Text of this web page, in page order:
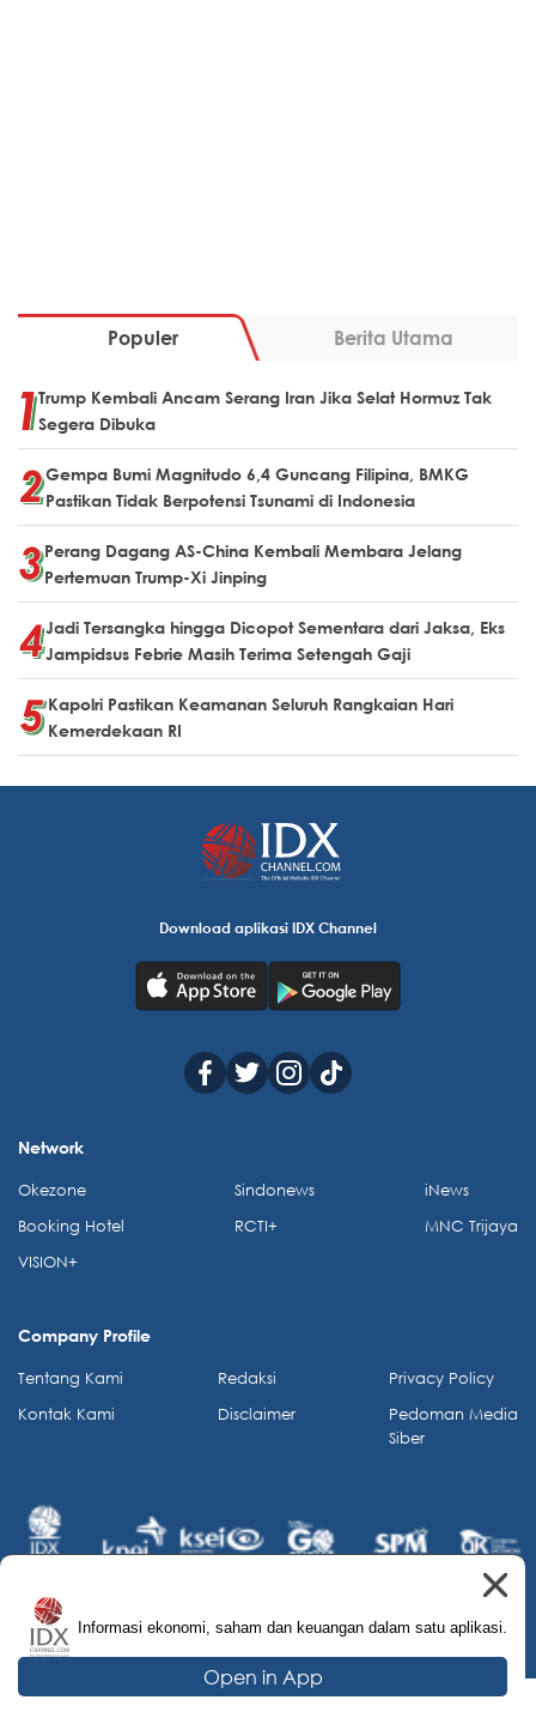
Populer Berita Utama
Trump Kembali Ancam Serang Iran Jika Selat Hormuz Tak
Segera Dibuka
Gempa Bumi Magnitudo 6,4 Guncang Filipina, BMKG
Pastikan Tidak Berpotensi Tsunami di Indonesia
Perang Dagang AS-China Kembali Membara Jelang
Pertemuan Trump-Xi Jinping
Jadi Tersangka hingga Dicopot Sementara dari Jaksa, Eks
Jampidsus Febrie Masih Terima Setengah Gaji
Kapolri Pastikan Keamanan Seluruh Rangkaian Hari
Kemerdekaan RI
Informasi ekonomi, saham dan keuangan dalam satu aplikasi.
Open in App
Download aplikasi IDX Channel
Network
Okezone
Booking Hotel
VISION+
Sindonews
RCTI+
iNews
MNC Trijaya
Company Profile
Tentang Kami
Kontak Kami
Redaksi
Disclaimer
Privacy Policy
Pedoman Media
Siber
© 2026 IDX Channel. All Rights Reserved.